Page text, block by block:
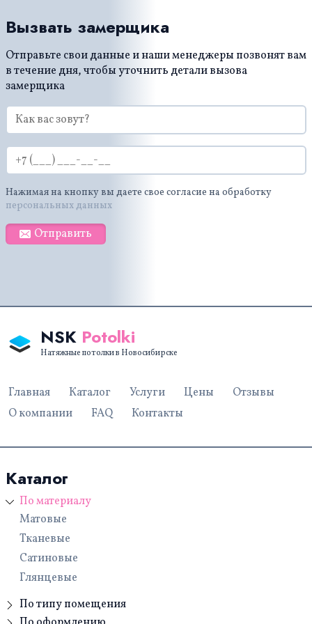
Вызвать замерщика
Отправьте свои данные и наши менеджеры позвонят вам
в течение дня, чтобы уточнить детали вызова
замерщика
Нажимая на кнопку вы даете свое согласие на обработку
персональных данных
Отправить
NSK Potolki
Натяжные потолки в Новосибирске
Главная Каталог Услуги Цены
Отзывы
О компании
FAQ Контакты
Каталог
По материалу
Матовые
Тканевые
Сатиновые
Глянцевые
По типу помещения